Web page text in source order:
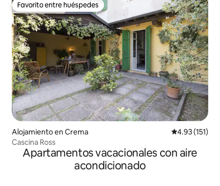
Favorito entre huéspedes
Favorito entre huéspedes
Alojamiento en Crema Calificación
4.93 (151)
Cascina Ross
Apartamentos vacacionales con aire
acondicionado